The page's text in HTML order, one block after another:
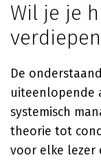
Wil je je
De
uiteenlopende
systemisch
theorie tot
voor elke lezer